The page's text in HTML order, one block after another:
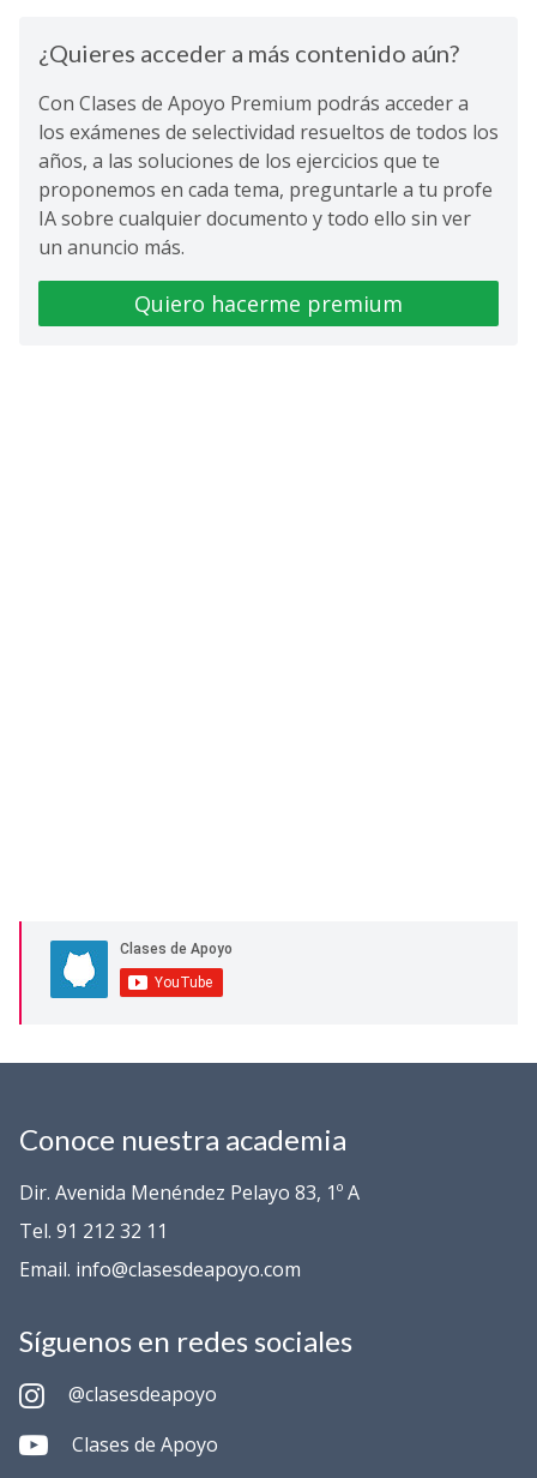
¿Quieres acceder a más contenido aún?
Con Clases de Apoyo Premium podrás acceder a
los exámenes de selectividad resueltos de todos los
años, a las soluciones de los ejercicios que te
proponemos en cada tema, preguntarle a tu profe
IA sobre cualquier documento y todo ello sin ver
un anuncio más.
Quiero hacerme premium
Conoce nuestra academia
Dir. Avenida Menéndez Pelayo 83, 1º A
Tel. 91 212 32 11
Email. info@clasesdeapoyo.com
Síguenos en redes sociales
@clasesdeapoyo
Clases de Apoyo